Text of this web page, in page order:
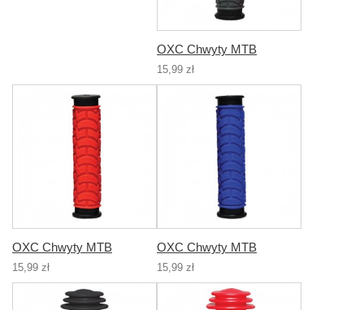
OXC Chwyty MTB
15,99 zł
OXC Chwyty MTB
15,99 zł
OXC Chwyty MTB
15,99 zł